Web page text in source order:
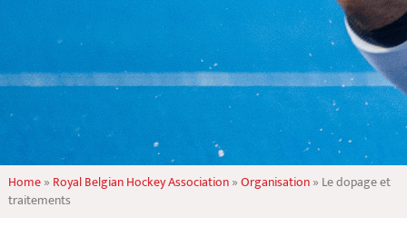
Home» Royal Belgian Hockey Association»Organisation» Le dopage et
traitements